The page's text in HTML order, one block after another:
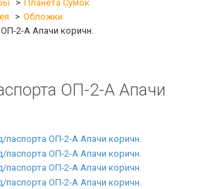
Планета Сумок
Обложки
2-А Апачи коричн.
ОП-2-А Апачи